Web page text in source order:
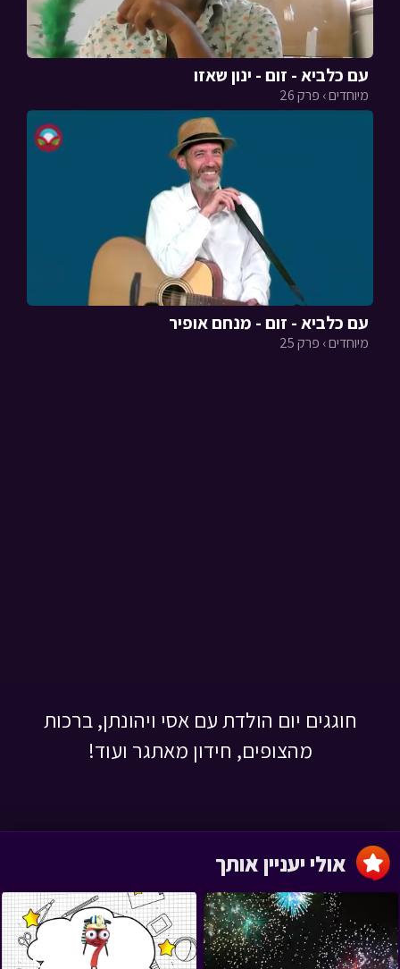
עם כלביא - זום - ינון שאזו
מיוחדים › פרק 26
עם כלביא - זום - מנחם אופיר
מיוחדים › פרק 25
חוגגים יום הולדת עם אסי ויהונתן, ברכות
מהצופים, חידון מאתגר ועוד!
‹
›